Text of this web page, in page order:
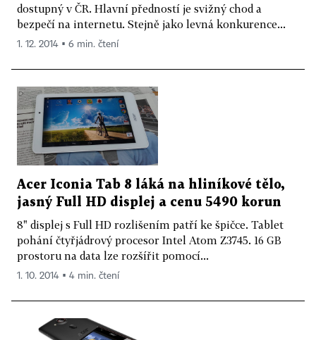
dostupný v ČR. Hlavní předností je svižný chod a
bezpečí na internetu. Stejně jako levná konkurence...
1. 12. 2014 ▪ 6 min. čtení
Acer Iconia Tab 8 láká na hliníkové tělo,
jasný Full HD displej a cenu 5490 korun
8" displej s Full HD rozlišením patří ke špičce. Tablet
pohání čtyřjádrový procesor Intel Atom Z3745. 16 GB
prostoru na data lze rozšířit pomocí...
1. 10. 2014 ▪ 4 min. čtení